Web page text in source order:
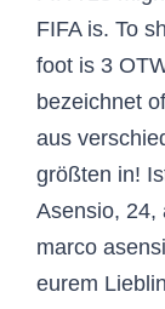
FIFA is. To
foot is 3
bezeichnet
aus
größten in!
Asensio, 24,
marco
eurem